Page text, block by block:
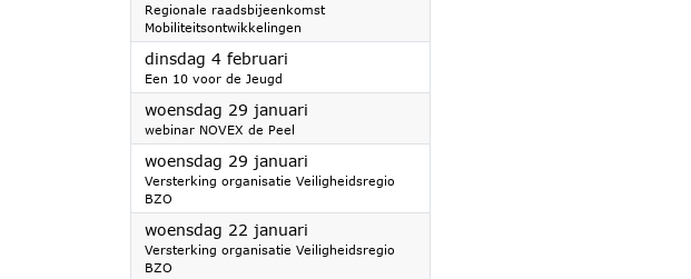
Regionale raadsbijeenkomst
Mobiliteitsontwikkelingen
dinsdag 4 februari
Een 10 voor de Jeugd
woensdag 29 januari
webinar NOVEX de Peel
woensdag 29 januari
Versterking organisatie Veiligheidsregio
BZO
woensdag 22 januari
Versterking organisatie Veiligheidsregio
BZO